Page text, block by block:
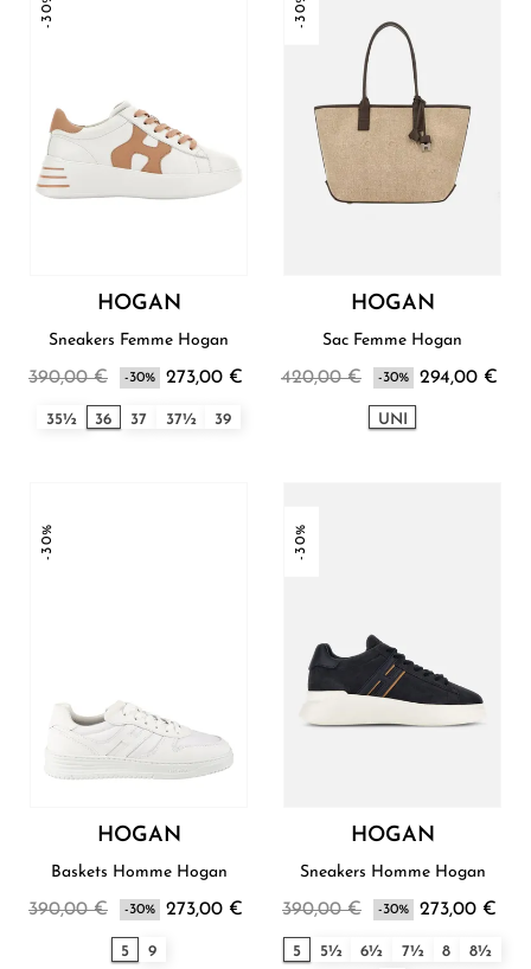
-30%
HOGAN
Sneakers Femme Hogan
390,00 € -30% 273,00 €
35½ 36 37 37½ 39
-30%
HOGAN
Sac Femme Hogan
420,00 € -30% 294,00 €
UNI
-30%
HOGAN
Baskets Homme Hogan
390,00 € -30% 273,00 €
5 9
-30%
HOGAN
Sneakers Homme Hogan
390,00 € -30% 273,00 €
5 5½ 6½ 7½ 8
8½